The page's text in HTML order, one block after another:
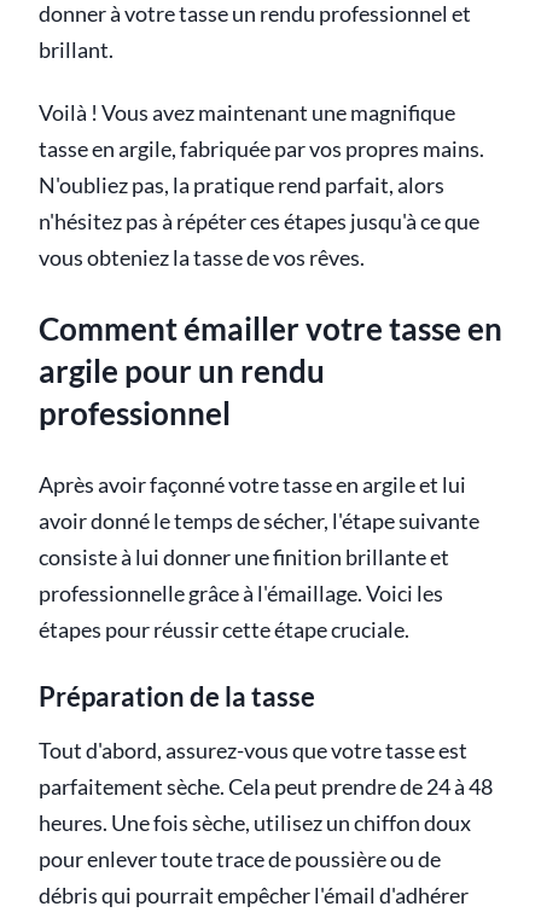
donner à votre tasse un rendu professionnel et
brillant.
Voilà ! Vous avez maintenant une magnifique
tasse en argile, fabriquée par vos propres mains.
N'oubliez pas, la pratique rend parfait, alors
n'hésitez pas à répéter ces étapes jusqu'à ce que
vous obteniez la tasse de vos rêves.
Comment émailler votre tasse en
argile pour un rendu
professionnel
Après avoir façonné votre tasse en argile et lui
avoir donné le temps de sécher, l'étape suivante
consiste à lui donner une finition brillante et
professionnelle grâce à l'émaillage. Voici les
étapes pour réussir cette étape cruciale.
Préparation de la tasse
Tout d'abord, assurez-vous que votre tasse est
parfaitement sèche. Cela peut prendre de 24 à 48
heures. Une fois sèche, utilisez un chiffon doux
pour enlever toute trace de poussière ou de
débris qui pourrait empêcher l'émail d'adhérer